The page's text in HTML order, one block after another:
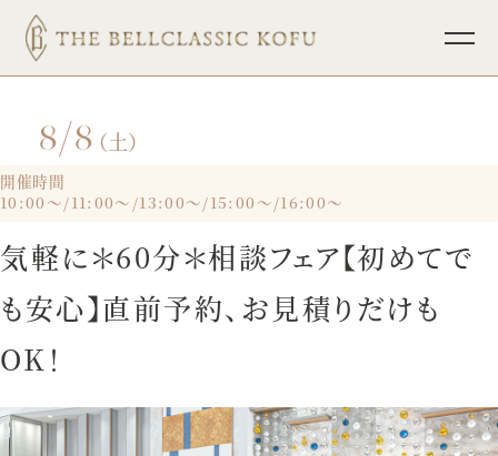
TOP
料理
ドレス
プラン
フォトウェディング
インフォメーション
8/8 （土）
開催時間
10:00～/11:00～/13:00～/15:00～/16:00～
気軽に＊60分＊相談フェア【初めてで
も安心】直前予約、お見積りだけも
OK！